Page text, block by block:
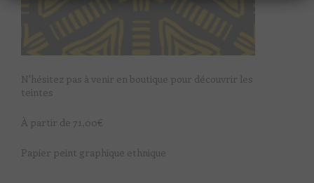
N'hésitez pas à venir en boutique pour découvrir les
teintes
À partir de 71,00€
Papier peint graphique ethnique